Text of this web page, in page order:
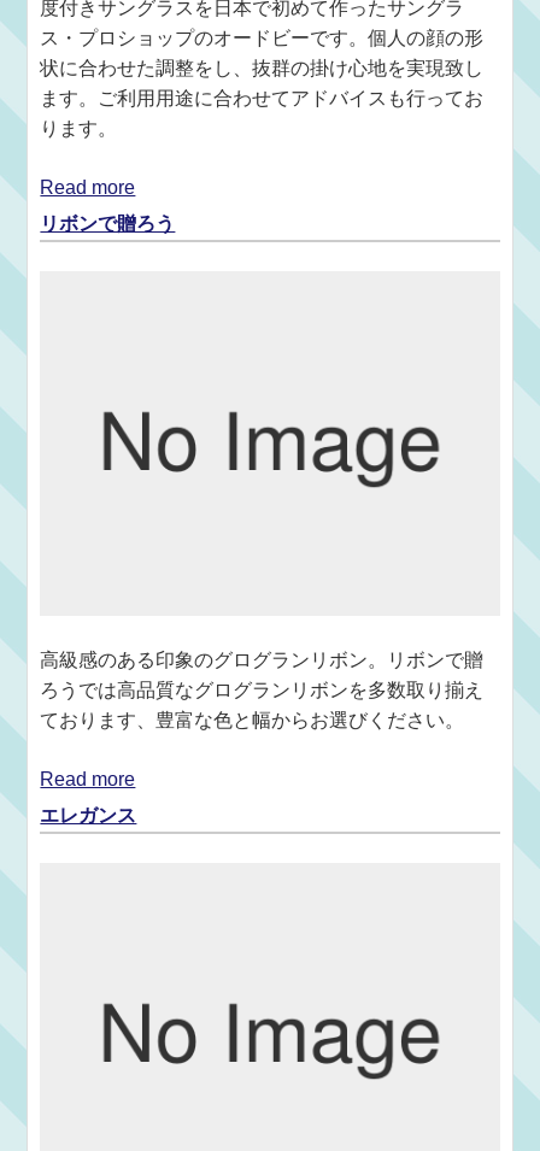
度付きサングラスを日本で初めて作ったサングラ
ス・プロショップのオードビーです。個人の顔の形
状に合わせた調整をし、抜群の掛け心地を実現致し
ます。ご利用用途に合わせてアドバイスも行ってお
ります。
Read more
リボンで贈ろう
高級感のある印象のグログランリボン。リボンで贈
ろうでは高品質なグログランリボンを多数取り揃え
ております、豊富な色と幅からお選びください。
Read more
エレガンス